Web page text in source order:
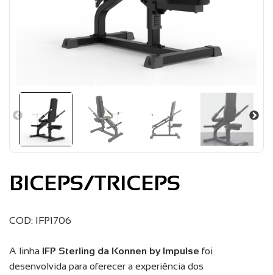
BICEPS/TRICEPS
COD: IFP1706
A linha IFP Sterling da Konnen by Impulse foi
desenvolvida para oferecer a experiência dos